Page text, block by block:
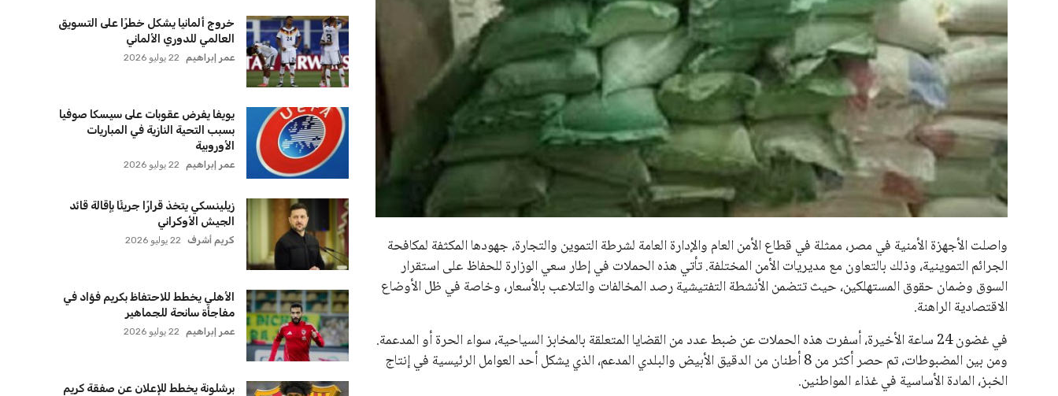
محافظات
واصلت الأجهزة الأمنية في مصر، ممثلة في قطاع الأمن العام والإدارة العامة لشرطة التموين والتجارة، جهودها المكثفة لمكافحة
الجرائم التموينية، وذلك بالتعاون مع مديريات الأمن المختلفة. تأتي هذه الحملات في إطار سعي الوزارة للحفاظ على استقرار
السوق وضمان حقوق المستهلكين، حيث تتضمن الأنشطة التفتيشية رصد المخالفات والتلاعب بالأسعار، وخاصة في ظل الأوضاع
الاقتصادية الراهنة.
في غضون 24 ساعة الأخيرة، أسفرت هذه الحملات عن ضبط عدد من القضايا المتعلقة بالمخابز السياحية، سواء الحرة أو المدعمة.
ومن بين المضبوطات، تم حصر أكثر من 8 أطنان من الدقيق الأبيض والبلدي المدعم، الذي يشكل أحد العوامل الرئيسية في إنتاج
الخبز، المادة الأساسية في غذاء المواطنين.
خروج ألمانيا يشكل خطرًا على التسويق
العالمي للدوري الألماني
عمر إبراهيم 22 يوليو 2026
يويفا يفرض عقوبات على سيسكا صوفيا
بسبب التحية النازية في المباريات
الأوروبية
عمر إبراهيم 22 يوليو 2026
زيلينسكي يتخذ قرارًا جريئًا بإقالة قائد
الجيش الأوكراني
كريم أشرف 22 يوليو 2026
الأهلي يخطط للاحتفاظ بكريم فؤاد في
مفاجأة سانحة للجماهير
عمر إبراهيم 22 يوليو 2026
برشلونة يخطط للإعلان عن صفقة كريم